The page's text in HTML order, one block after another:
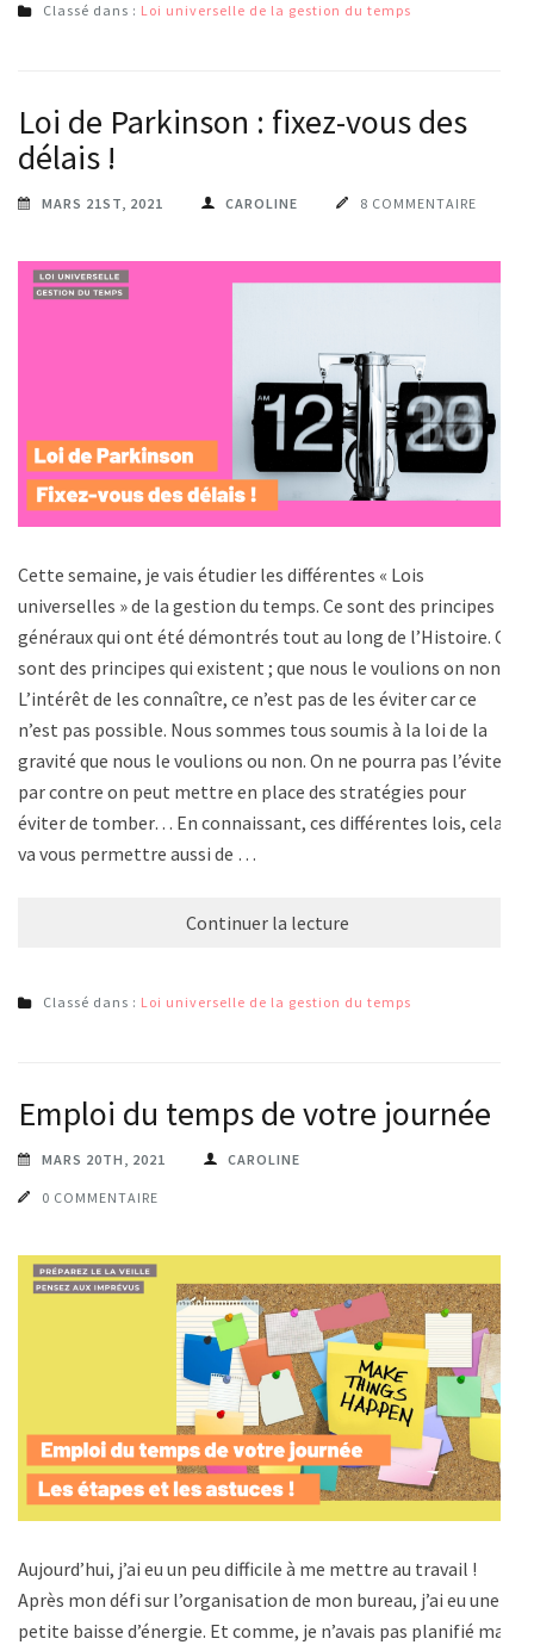
Classé dans : Loi universelle de la gestion du temps
Loi de Parkinson : fixez-vous des
délais !
MARS 21ST, 2021 CAROLINE 8 COMMENTAIRE
Cette semaine, je vais étudier les différentes « Lois
universelles » de la gestion du temps. Ce sont des principes
généraux qui ont été démontrés tout au long de l’Histoire. Ce
sont des principes qui existent ; que nous le voulions on non.
L’intérêt de les connaître, ce n’est pas de les éviter car ce
n’est pas possible. Nous sommes tous soumis à la loi de la
gravité que nous le voulions ou non. On ne pourra pas l’éviter,
par contre on peut mettre en place des stratégies pour
éviter de tomber… En connaissant, ces différentes lois, cela
va vous permettre aussi de …
Continuer la lecture
Classé dans : Loi universelle de la gestion du temps
Emploi du temps de votre journée
MARS 20TH, 2021 CAROLINE
0 COMMENTAIRE
Aujourd’hui, j’ai eu un peu difficile à me mettre au travail !
Après mon défi sur l’organisation de mon bureau, j’ai eu une
petite baisse d’énergie. Et comme, je n’avais pas planifié ma